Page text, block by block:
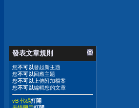
發表文章規則
您不可以發起新主題
您不可以回應主題
您不可以 上傳附加檔案
您不可以編輯您的文章
vB 代碼打開